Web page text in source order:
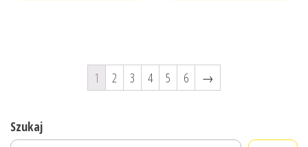
1 2 3 4 5 6 →
Szukaj